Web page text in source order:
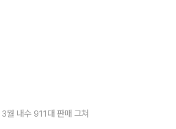
내수 911대 판매 그쳐